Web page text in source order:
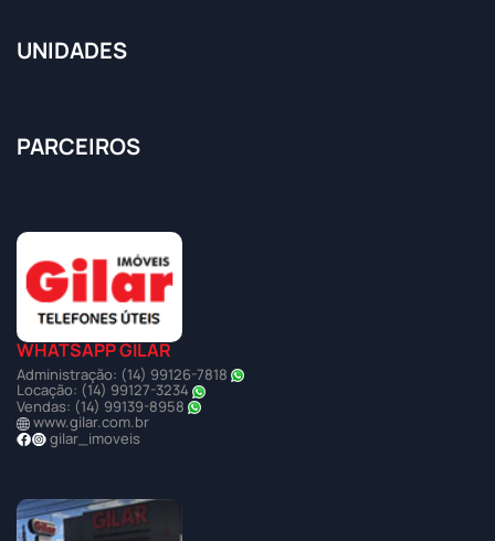
UNIDADES
PARCEIROS
WHATSAPP GILAR
Administração: (14) 99126-7818
Locação: (14) 99127-3234
Vendas: (14) 99139-8958
www.gilar.com.br
gilar_imoveis